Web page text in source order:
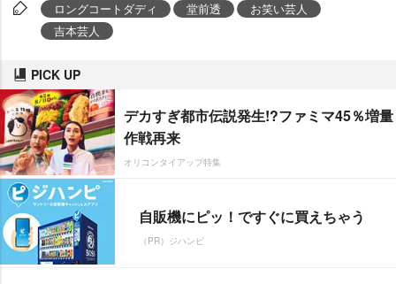
ロングコートダディ 堂前透
お笑い芸人
吉本芸人
PICK UP
デカすぎ都市伝説発生!?ファミマ45％増量
作戦再来
オリコンタイアップ特集
自販機にピッ！ですぐに買えちゃう
（PR）ジハンピ